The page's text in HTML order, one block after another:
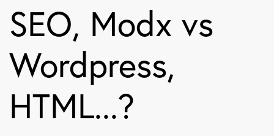
SEO, Modx vs
Wordpress,
HTML...?